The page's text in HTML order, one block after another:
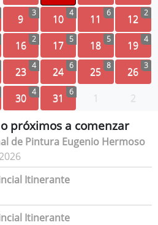
9 3 10 4 11 6 12 2
16 2 17 5 18 5 19 4
23 4 24 6 25 8 26 3
30 4 31 6 1 2
próximos a comenzar
de Pintura Eugenio Hermoso
Itinerante
Itinerante